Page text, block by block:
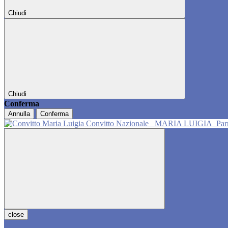
Chiudi
Chiudi
Conferma
Annulla Conferma
Convitto Nazionale MARIA LUIGIA
close